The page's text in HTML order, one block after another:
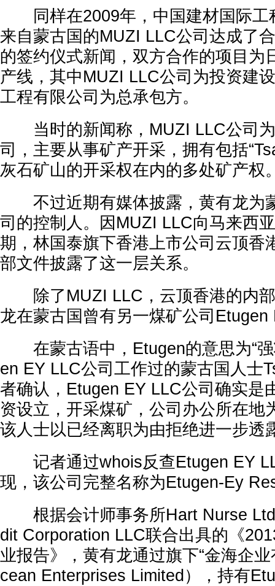
同样在2009年，中国建材国际工
来自蒙古国的MUZI LLC公司达成了
的签约仪式新闻，双方合作的项目为
产线，其中MUZI LLC公司为投资建
工程有限公司为总承包方。
当时的新闻称，MUZI LLC公司为
司，主要从事矿产开采，拥有包括
灰石矿山的开采权在内的多处矿产权
不过近期有媒体披露，黄有龙为
司的控制人。因MUZI LLC向马来西
期，林国泰旗下香港上市公司云顶香
部文件披露了这一层关系。
除了MUZI LLC，云顶香港的内部
龙在蒙古国曾有另一煤矿公司Etugen
在蒙古语中，Etugen的意思为“强
en EY LLC公司工作过的蒙古国人士
者确认，Etugen EY LLC公司确实是
资设立，开采煤矿，公司办公所在地
该人士以已经离职为由拒绝进一步透
记者通过whois反查Etugen EY
现，该公司完整名称为Etugen-Ey
根据会计师事务所Hart Nurse Ltd
dit Corporation LLC联合出具的《
业报告》，黄有龙通过旗下“金海企
cean Enterprises Limited），持有